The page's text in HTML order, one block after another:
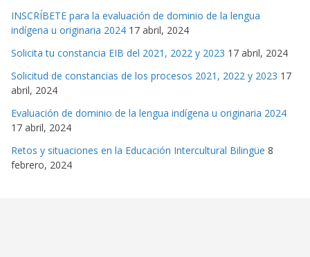
INSCRÍBETE para la evaluación de dominio de la lengua
indígena u originaria 2024 17 abril, 2024
Solicita tu constancia EIB del 2021, 2022 y 2023 17 abril, 2024
Solicitud de constancias de los procesos 2021, 2022 y 2023 17
abril, 2024
Evaluación de dominio de la lengua indígena u originaria 2024
17 abril, 2024
Retos y situaciones en la Educación Intercultural Bilingüe 8
febrero, 2024